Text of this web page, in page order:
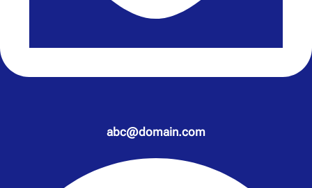
abc@domain.com